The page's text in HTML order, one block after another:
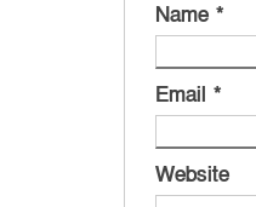
Name *
Email *
Website